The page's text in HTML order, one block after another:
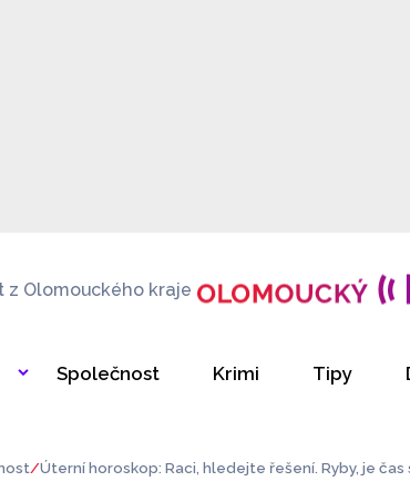
z Olomouckého kraje
Společnost Krimi Tipy
Úterní horoskop: Raci, hledejte řešení. Ryby, je čas